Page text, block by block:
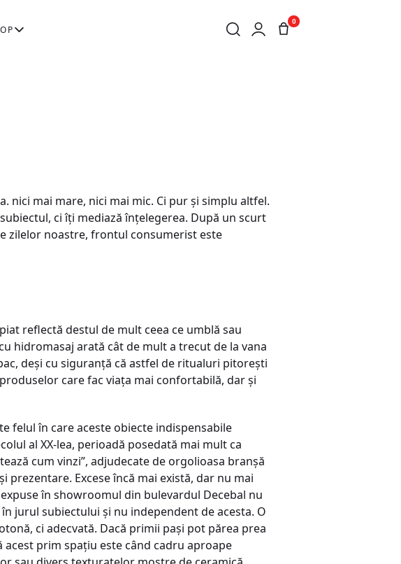
0
nici mai mare, nici mai mic. Ci pur şi simplu altfel.
ci îţi mediază înţelegerea. După un scurt
zilelor noastre, frontul consumerist este
reflectă destul de mult ceea ce umblă sau
hidromasaj arată cât de mult a trecut de la vana
deşi cu siguranţă că astfel de ritualuri pitoreşti
care fac viaţa mai confortabilă, dar şi
felul în care aceste obiecte indispensabile
al XX-lea, perioadă posedată mai mult ca
cum vinzi”, adjudecate de orgolioasa branşă
Excese încă mai există, dar nu mai
în showroomul din bulevardul Decebal nu
jurul subiectului şi nu independent de acesta. O
ci adecvată. Dacă primii paşi pot părea prea
prim spaţiu este când cadru aproape